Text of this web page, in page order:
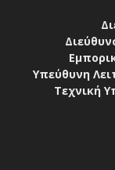
Υπεύθυνη
Τεχνική